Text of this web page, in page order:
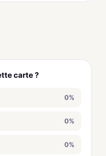
carte ?
0%
0%
0%